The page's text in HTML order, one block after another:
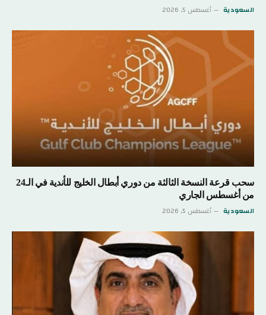
السعودية أغسطس 5, 2026
سحب قرعة النسخة الثالثة من دوري أبطال الخليج للأندية في الـ24
من أغسطس الجاري
السعودية أغسطس 5, 2026